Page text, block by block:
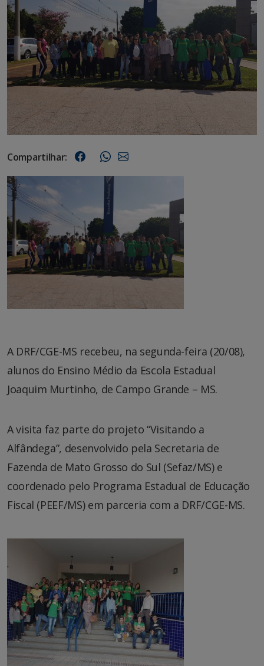
Compartilhar:
A DRF/CGE-MS recebeu, na segunda-feira (20/08),
alunos do Ensino Médio da Escola Estadual
Joaquim Murtinho, de Campo Grande – MS.
A visita faz parte do projeto “Visitando a
Alfândega”, desenvolvido pela Secretaria de
Fazenda de Mato Grosso do Sul (Sefaz/MS) e
coordenado pelo Programa Estadual de Educação
Fiscal (PEEF/MS) em parceria com a DRF/CGE-MS.